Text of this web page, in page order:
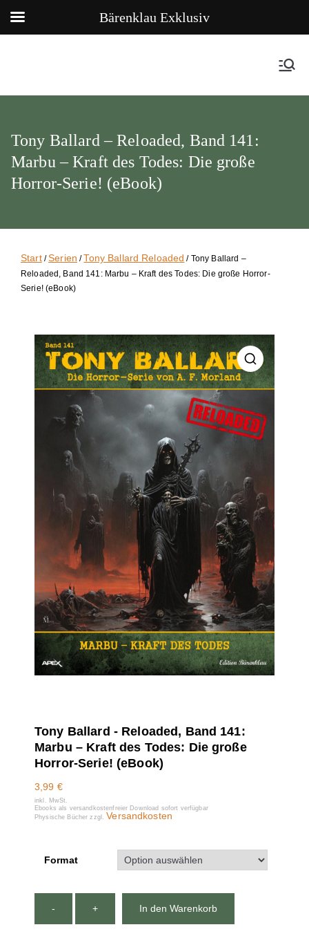
Tony Ballard – Reloaded, Band 141:
Marbu – Kraft des Todes: Die große
Horror-Serie! (eBook)
Start/Serien /Tony Ballard Reloaded / Tony Ballard –
Reloaded, Band 141: Marbu – Kraft des Todes: Die große Horror-
Serie! (eBook)
Tony Ballard - Reloaded, Band 141:
Marbu – Kraft des Todes: Die große
Horror-Serie! (eBook)
3,99 €
inkl. MwSt.
Ebooks als versandkostenfreier Download sofort verfügbar
Physische Bücher zzgl. Versandkosten
Format
- + In den Warenkorb
Bärenklau Exklusiv